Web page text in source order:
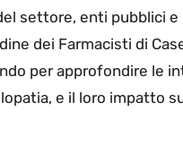
settore, enti pubblici
dei Farmacisti di
per approfondire le
e il loro impatto